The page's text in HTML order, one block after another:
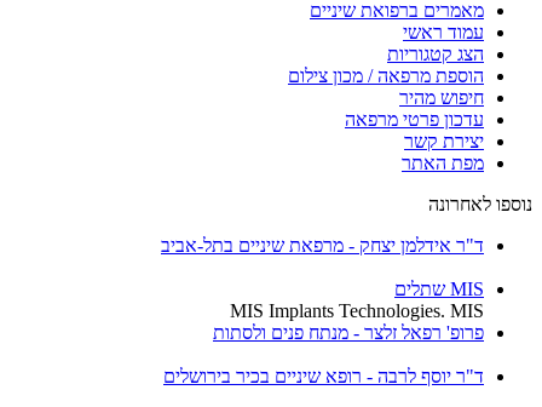
מאמרים ברפואת שיניים
עמוד ראשי
הצג קטגוריות
הוספת מרפאה / מכון צילום
חיפוש מהיר
עדכון פרטי מרפאה
יצירת קשר
מפת האתר
נוספו לאחרונה
ד"ר אידלמן יצחק - מרפאת שיניים בתל-אביב
MIS שתלים
MIS Implants Technologies. MIS
פרופ' רפאל זלצר - מנתח פנים ולסתות
ד"ר יוסף לרבה - רופא שיניים בכיר בירושלים